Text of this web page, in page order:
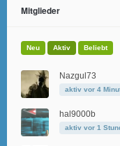
Mitglieder
Neu Aktiv Beliebt
Nazgul73
aktiv vor 4
hal9000b
aktiv vor 1